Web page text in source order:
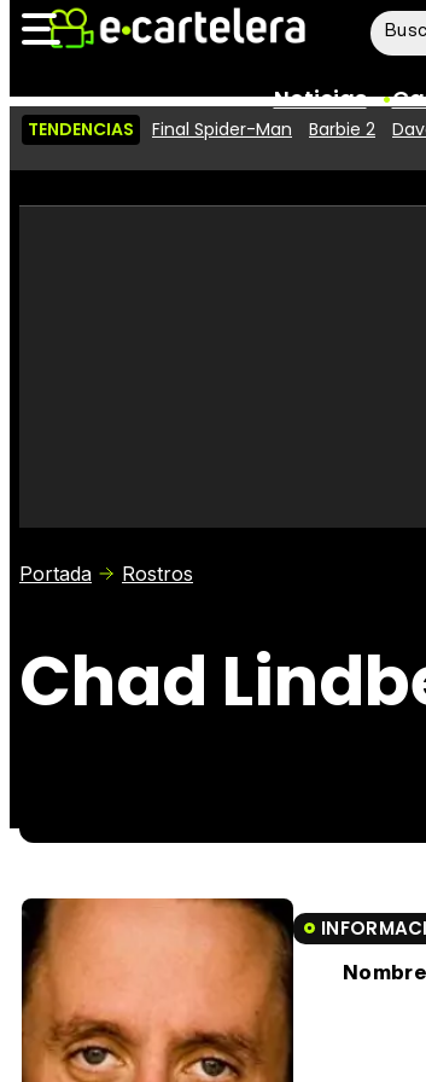
Noticias
Vídeos
TENDENCIAS Final Spider-Man Barbie 2
Portada Rostros
Chad